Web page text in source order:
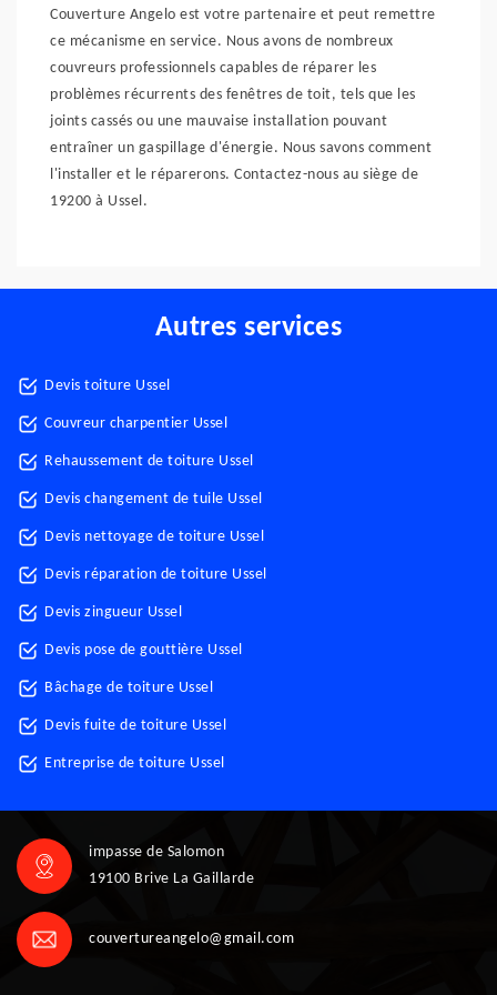
Couverture Angelo est votre partenaire et peut remettre
ce mécanisme en service. Nous avons de nombreux
couvreurs professionnels capables de réparer les
problèmes récurrents des fenêtres de toit, tels que les
joints cassés ou une mauvaise installation pouvant
entraîner un gaspillage d'énergie. Nous savons comment
l'installer et le réparerons. Contactez-nous au siège de
19200 à Ussel.
Autres services
Devis toiture Ussel
Couvreur charpentier Ussel
Rehaussement de toiture Ussel
Devis changement de tuile Ussel
Devis nettoyage de toiture Ussel
Devis réparation de toiture Ussel
Devis zingueur Ussel
Devis pose de gouttière Ussel
Bâchage de toiture Ussel
Devis fuite de toiture Ussel
Entreprise de toiture Ussel
impasse de Salomon
19100 Brive La Gaillarde
couvertureangelo@gmail.com